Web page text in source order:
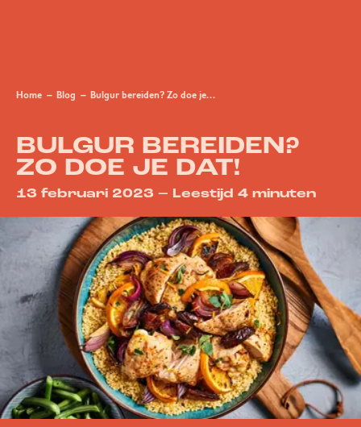
Home Blog Bulgur bereiden? Zo doe je dat!
BULGUR BEREIDEN?
ZO DOE JE DAT!
13 februari 2023 – Leestijd 4 minuten